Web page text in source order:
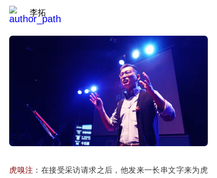
李拓
虎嗅注 ：在接受采访请求之后，他发来一长串文字来为虎